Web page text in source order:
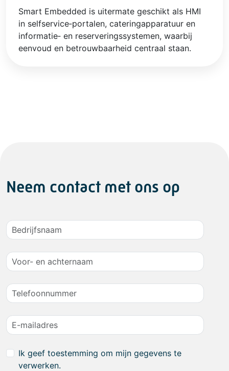
Smart Embedded is uitermate geschikt als HMI
in selfservice‑portalen, cateringapparatuur en
informatie‑ en reserveringssystemen, waarbij
eenvoud en betrouwbaarheid centraal staan.
Neem contact met ons op
Ik geef toestemming om mijn gegevens te
verwerken.